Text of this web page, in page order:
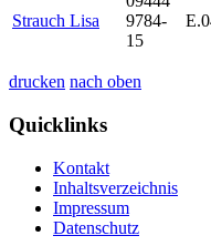
Strauch Lisa
9784-
15
drucken nach oben
Quicklinks
Kontakt
Inhaltsverzeichnis
Impressum
Datenschutz